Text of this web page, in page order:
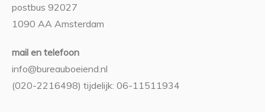
postbus 92027
1090 AA Amsterdam
mail en telefoon
info@bureauboeiend.nl
(020-2216498) tijdelijk: 06-11511934